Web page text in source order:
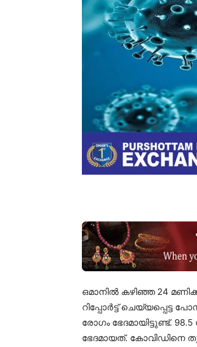
ഒമാനിൽ കഴിഞ്ഞ 24
റിപ്പോർട്ട് ചെയ്യപ്പെട്ട
രോഗം ഭേദമായിട്ടുണ്ട്.
ഭേദമായത്. കോവിഡിനെ